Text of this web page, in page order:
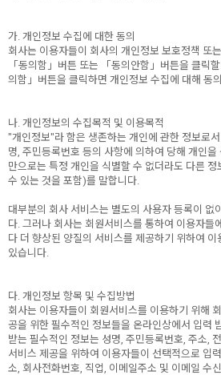
가. 개인정보 수집에 대한 동의
회사는 이용자들이 회사의 개인정보 보호정책 또
「동의함」버튼 또는 「동의안함」버튼을 클릭
의함」버튼을 클릭하면 개인정보 수집에 대해 동
나. 개인정보의 수집목적 및 이용목적
"개인정보"라 함은 생존하는 개인에 관한 정보로
명, 주민등록번호 등의 사항에 의하여 당해 개인
만으로는 특정 개인을 식별할 수 없더라도 다른
수 있는 것을 포함)를 말합니다.
대부분의 회사 서비스는 별도의 사용자 등록이 없
다. 그러나 회사는 회원서비스를 통하여 이용자들
다 더 향상된 양질의 서비스를 제공하기 위하여
있습니다.
다. 개인정보 항목 및 수집방법
회사는 이용자들이 회원서비스를 이용하기 위해
공을 위한 필수적인 정보들을 온라인상에서 입력
받는 필수적인 정보는 성명, 주민등록번호, 주소,
서비스 제공을 위하여 이용자들이 선택적으로 입
소, 회사전화번호, 직업, 이메일주소 및 이메일 수